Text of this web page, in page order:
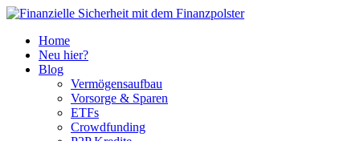
Home
Neu hier?
Blog
Vermögensaufbau
Vorsorge & Sparen
ETFs
Crowdfunding